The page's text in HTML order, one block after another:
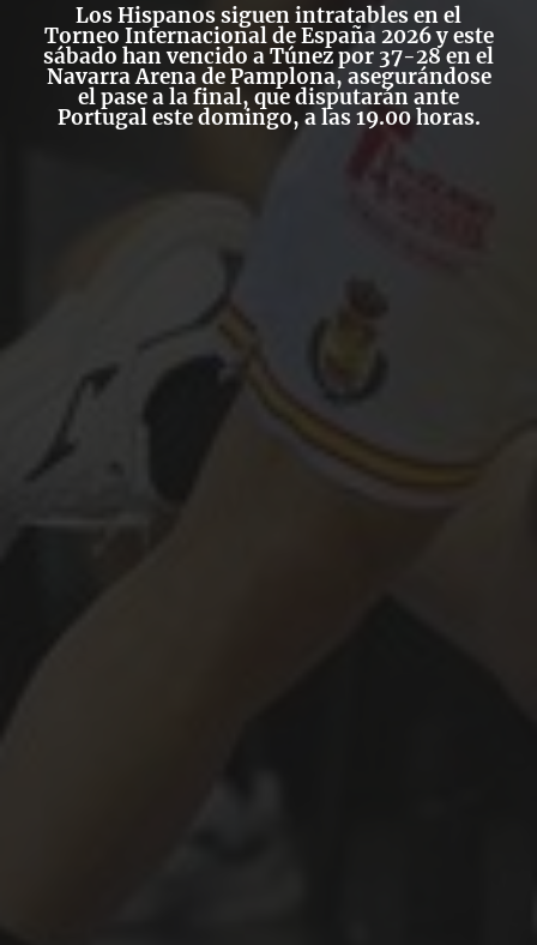
Los Hispanossiguen intratables en el
Torneo Internacional de España 2026 y este
sábado han vencido a Túnez por 37-28 en el
Navarra Arena de Pamplona, asegurándose
el pase a la final, que disputarán ante
Portugal este domingo, a las 19.00 horas.